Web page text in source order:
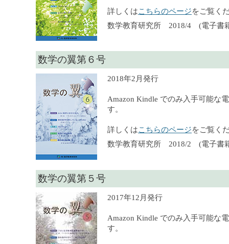
詳しくはこちらのページをご覧く
数学教育研究所 2018/4 (電子書
数学の翼第６号
2018年2月発行
Amazon Kindle でのみ入手可能な
す。
詳しくはこちらのページをご覧く
数学教育研究所 2018/2 (電子書
数学の翼第５号
2017年12月発行
Amazon Kindle でのみ入手可能な
す。